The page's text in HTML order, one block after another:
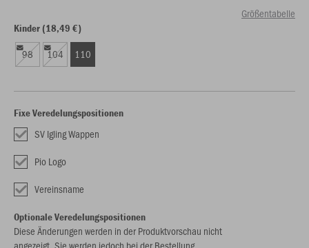
Größentabelle
Kinder (18,49 €)
98 104 110
Fixe Veredelungspositionen
SV Igling Wappen
Pio Logo
Vereinsname
Optionale Veredelungspositionen
Diese Änderungen werden in der Produktvorschau nicht
angezeigt. Sie werden jedoch bei der Bestellung